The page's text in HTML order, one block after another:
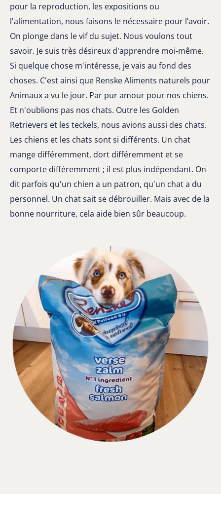
pour la reproduction, les expositions ou
l'alimentation, nous faisons le nécessaire pour l’avoir.
On plonge dans le vif du sujet. Nous voulons tout
savoir. Je suis très désireux d'apprendre moi-même.
Si quelque chose m'intéresse, je vais au fond des
choses. C'est ainsi que Renske Aliments naturels pour
Animaux a vu le jour. Par pur amour pour nos chiens.
Et n'oublions pas nos chats. Outre les Golden
Retrievers et les teckels, nous avions aussi des chats.
Les chiens et les chats sont si différents. Un chat
mange différemment, dort différemment et se
comporte différemment ; il est plus indépendant. On
dit parfois qu'un chien a un patron, qu'un chat a du
personnel. Un chat sait se débrouiller. Mais avec de la
bonne nourriture, cela aide bien sûr beaucoup.